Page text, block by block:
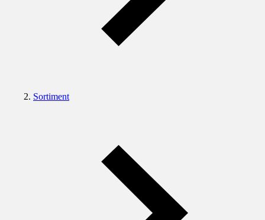
Sortiment